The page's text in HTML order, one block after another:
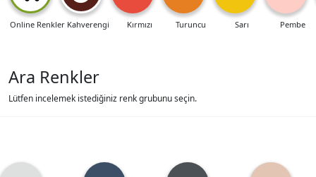
Online Renkler Kahverengi Kırmızı Turuncu Sarı Pembe
Ara Renkler
Lütfen incelemek istediğiniz renk grubunu seçin.